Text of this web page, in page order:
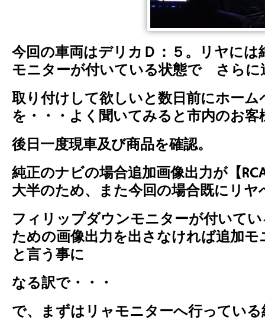
今回の車両はデリカＤ：５。リヤに
モニターが付いている状態で さらに
取り付けして欲しいと数日前にホー
を・・・よく聞いてみると市内のお客
後日一度現車及び商品を確認。
純正のナビの場合追加画像出力が【
大半のため、また今回の場合既にリヤ
フィリップダウンモニターが付いて
ための画像出力を出さなければ追加
と言う事に
なる訳で・・・
で、まずはリャモニターへ行ってい